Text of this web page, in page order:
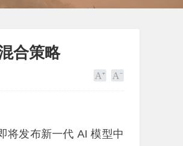
合策略
将发布新一代 AI 模型中